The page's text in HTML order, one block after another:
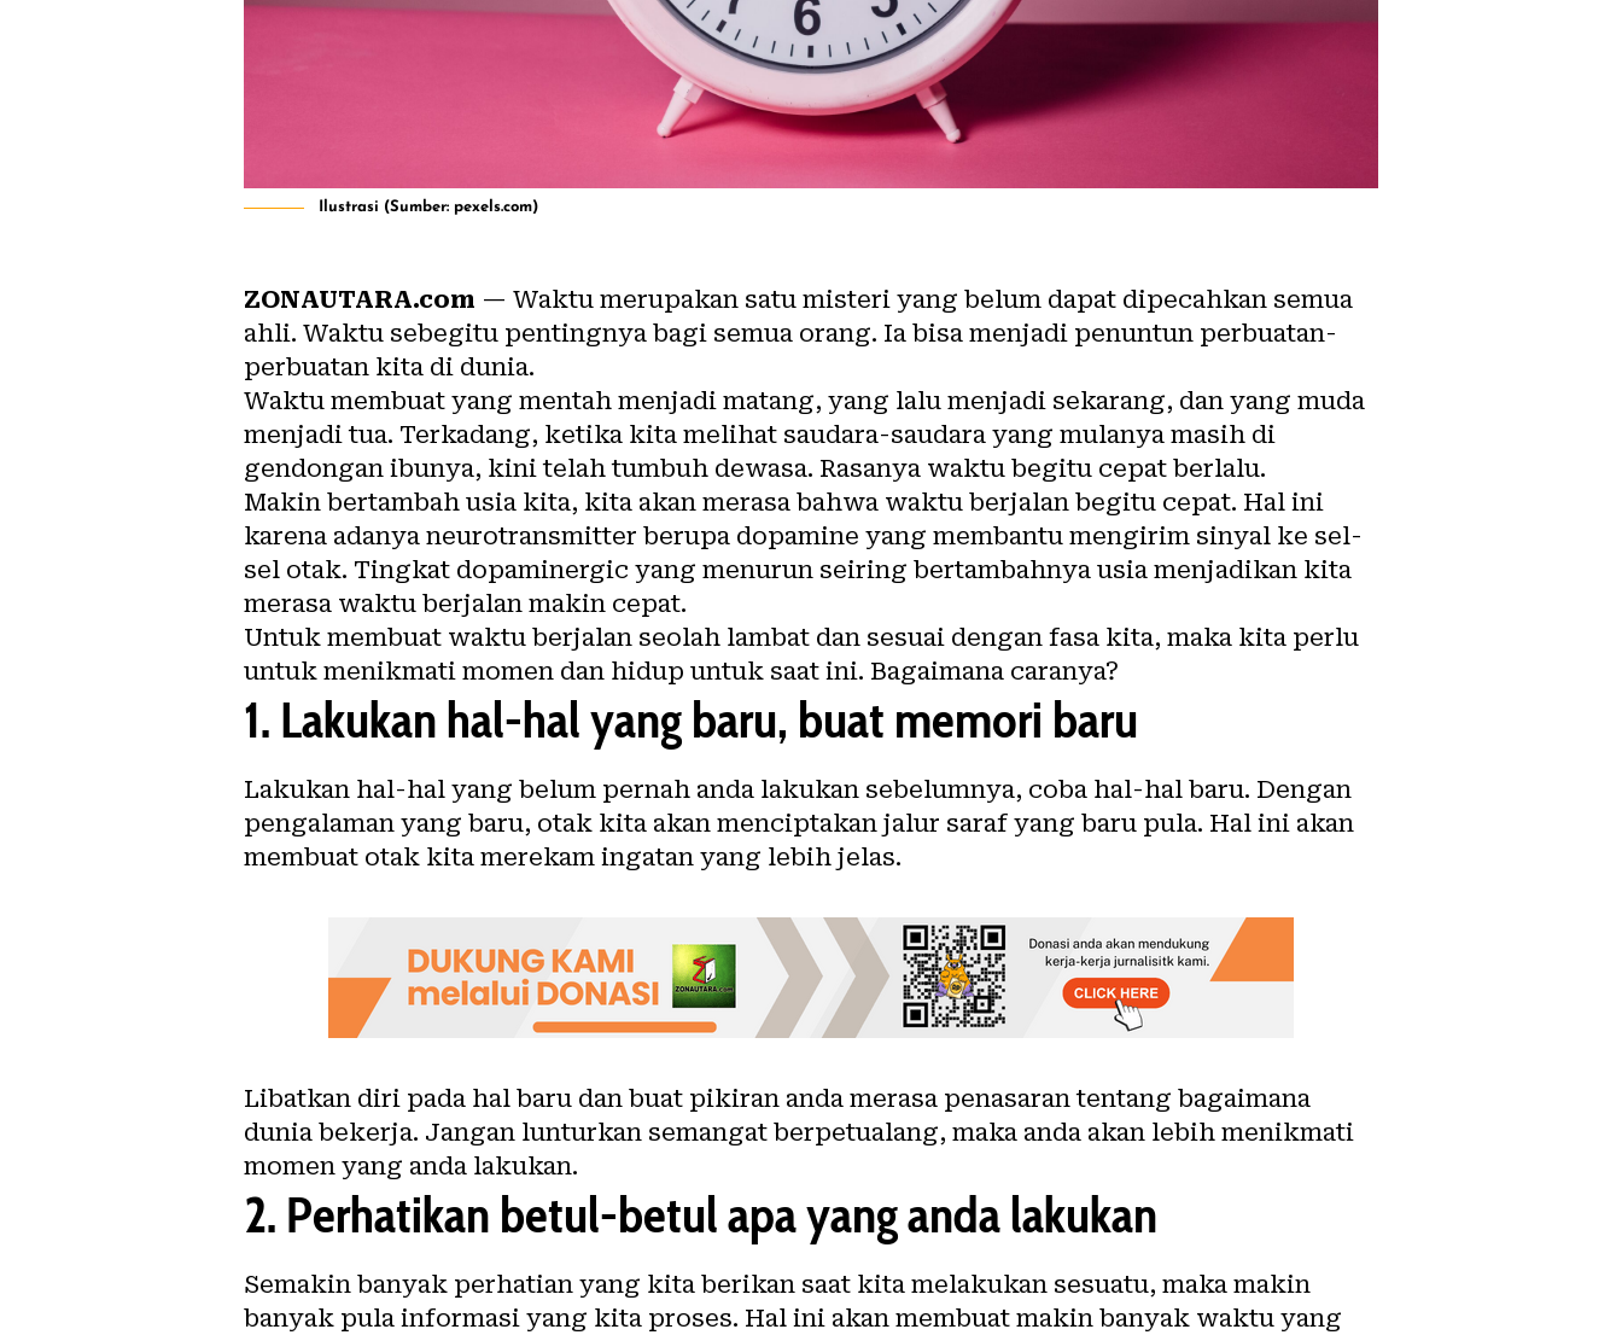
Ilustrasi (Sumber: pexels.com)
ZONAUTARA.com — Waktu merupakan satu misteri yang belum dapat dipecahkan semua
ahli. Waktu sebegitu pentingnya bagi semua orang. Ia bisa menjadi penuntun perbuatan-
perbuatan kita di dunia.
Waktu membuat yang mentah menjadi matang, yang lalu menjadi sekarang, dan yang muda
menjadi tua. Terkadang, ketika kita melihat saudara-saudara yang mulanya masih di
gendongan ibunya, kini telah tumbuh dewasa. Rasanya waktu begitu cepat berlalu.
Makin bertambah usia kita, kita akan merasa bahwa waktu berjalan begitu cepat. Hal ini
karena adanya neurotransmitter berupa dopamine yang membantu mengirim sinyal ke sel-
sel otak. Tingkat dopaminergic yang menurun seiring bertambahnya usia menjadikan kita
merasa waktu berjalan makin cepat.
Untuk membuat waktu berjalan seolah lambat dan sesuai dengan fasa kita, maka kita perlu
untuk menikmati momen dan hidup untuk saat ini. Bagaimana caranya?
1. Lakukan hal-hal yang baru, buat memori baru
Lakukan hal-hal yang belum pernah anda lakukan sebelumnya, coba hal-hal baru. Dengan
pengalaman yang baru, otak kita akan menciptakan jalur saraf yang baru pula. Hal ini akan
membuat otak kita merekam ingatan yang lebih jelas.
Libatkan diri pada hal baru dan buat pikiran anda merasa penasaran tentang bagaimana
dunia bekerja. Jangan lunturkan semangat berpetualang, maka anda akan lebih menikmati
momen yang anda lakukan.
2. Perhatikan betul-betul apa yang anda lakukan
Semakin banyak perhatian yang kita berikan saat kita melakukan sesuatu, maka makin
banyak pula informasi yang kita proses. Hal ini akan membuat makin banyak waktu yang